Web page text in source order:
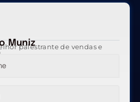
Muniz
palestrante de vendas e